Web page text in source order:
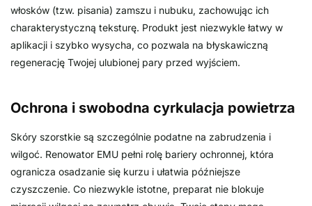
włosków (tzw. pisania) zamszu i nubuku, zachowując ich
charakterystyczną teksturę. Produkt jest niezwykle łatwy w
aplikacji i szybko wysycha, co pozwala na błyskawiczną
regenerację Twojej ulubionej pary przed wyjściem.
Ochrona i swobodna cyrkulacja powietrza
Skóry szorstkie są szczególnie podatne na zabrudzenia i
wilgoć. Renowator EMU pełni rolę bariery ochronnej, która
ogranicza osadzanie się kurzu i ułatwia późniejsze
czyszczenie. Co niezwykle istotne, preparat nie blokuje